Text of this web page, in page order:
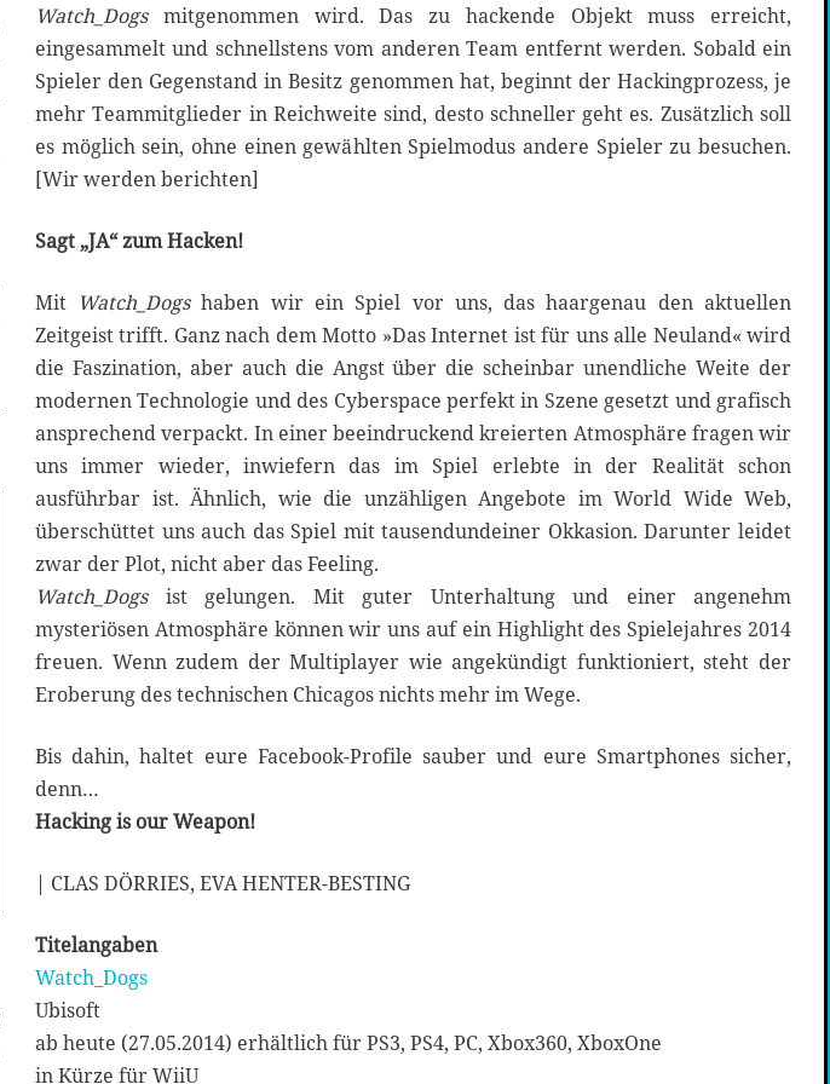
Watch_Dogsmitgenommen wird. Das zu hackende Objekt muss erreicht,
eingesammelt und schnellstens vom anderen Team entfernt werden. Sobald ein
Spieler den Gegenstand in Besitz genommen hat, beginnt der Hackingprozess, je
mehr Teammitglieder in Reichweite sind, desto schneller geht es. Zusätzlich soll
es möglich sein, ohne einen gewählten Spielmodus andere Spieler zu besuchen.
[Wir werden berichten]
Sagt „JA“ zum Hacken!
Mit Watch_Dogshaben wir ein Spiel vor uns, das haargenau den aktuellen
Zeitgeist trifft. Ganz nach dem Motto »Das Internet ist für uns alle Neuland« wird
die Faszination, aber auch die Angst über die scheinbar unendliche Weite der
modernen Technologie und des Cyberspace perfekt in Szene gesetzt und grafisch
ansprechend verpackt. In einer beeindruckend kreierten Atmosphäre fragen wir
uns immer wieder, inwiefern das im Spiel erlebte in der Realität schon
ausführbar ist. Ähnlich, wie die unzähligen Angebote im World Wide Web,
überschüttet uns auch das Spiel mit tausendundeiner Okkasion. Darunter leidet
zwar der Plot, nicht aber das Feeling.
Watch_Dogsist gelungen. Mit guter Unterhaltung und einer angenehm
mysteriösen Atmosphäre können wir uns auf ein Highlight des Spielejahres 2014
freuen. Wenn zudem der Multiplayer wie angekündigt funktioniert, steht der
Eroberung des technischen Chicagos nichts mehr im Wege.
Bis dahin, haltet eure Facebook-Profile sauber und eure Smartphones sicher,
denn…
Hacking is our Weapon!
| CLAS DÖRRIES, EVA HENTER-BESTING
Titelangaben
Watch_Dogs
Ubisoft
ab heute (27.05.2014) erhältlich für PS3, PS4, PC, Xbox360, XboxOne
in Kürze für WiiU